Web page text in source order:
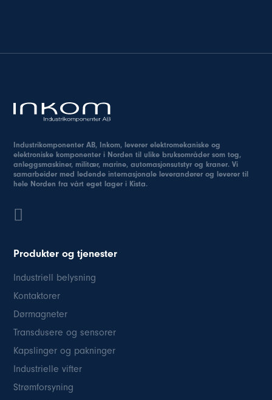
Industrikomponenter AB, Inkom, leverer elektromekaniske og
elektroniske komponenter i Norden til ulike bruksområder som tog,
anleggsmaskiner, militær, marine, automasjonsutstyr og kraner. Vi
samarbeider med ledende internasjonale leverandører og leverer til
hele Norden fra vårt eget lager i Kista.
Produkter og tjenester
Industriell belysning
Kontaktorer
Dørmagneter
Transdusere og sensorer
Kapslinger og pakninger
Industrielle vifter
Strømforsyning